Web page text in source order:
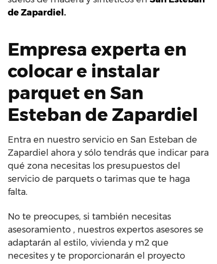
de Zapardiel.
Empresa experta en
colocar e instalar
parquet en San
Esteban de Zapardiel
Entra en nuestro servicio en San Esteban de
Zapardiel ahora y sólo tendrás que indicar para
qué zona necesitas los presupuestos del
servicio de parquets o tarimas que te haga
falta.
No te preocupes, si también necesitas
asesoramiento , nuestros expertos asesores se
adaptarán al estilo, vivienda y m2 que
necesites y te proporcionarán el proyecto